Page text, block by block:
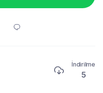
İndirilme
5